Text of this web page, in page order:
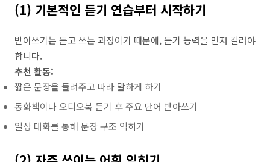
(1) 기본적인 듣기 연습부터 시작하기
받아쓰기는 듣고 쓰는 과정이기 때문에, 듣기 능력을 먼저 길러야
합니다.
추천 활동:
짧은 문장을 들려주고 따라 말하게 하기
동화책이나 오디오북 듣기 후 주요 단어 받아쓰기
일상 대화를 통해 문장 구조 익히기